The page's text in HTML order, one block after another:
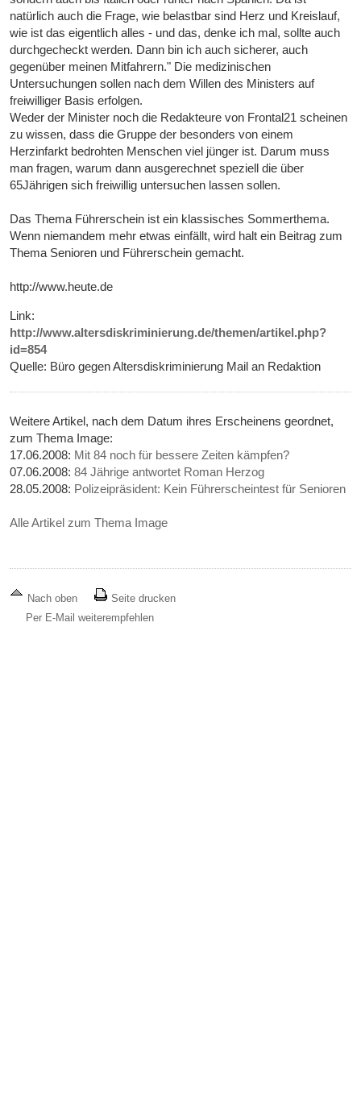
natürlich auch die Frage, wie belastbar sind Herz und Kreislauf,
wie ist das eigentlich alles - und das, denke ich mal, sollte auch
durchgecheckt werden. Dann bin ich auch sicherer, auch
gegenüber meinen Mitfahrern." Die medizinischen
Untersuchungen sollen nach dem Willen des Ministers auf
freiwilliger Basis erfolgen.
Weder der Minister noch die Redakteure von Frontal21 scheinen
zu wissen, dass die Gruppe der besonders von einem
Herzinfarkt bedrohten Menschen viel jünger ist. Darum muss
man fragen, warum dann ausgerechnet speziell die über
65Jährigen sich freiwillig untersuchen lassen sollen.
Das Thema Führerschein ist ein klassisches Sommerthema.
Wenn niemandem mehr etwas einfällt, wird halt ein Beitrag zum
Thema Senioren und Führerschein gemacht.
http://www.heute.de
Link:
http://www.altersdiskriminierung.de/themen/artikel.php?
id=854
Quelle: Büro gegen Altersdiskriminierung Mail an Redaktion
Weitere Artikel, nach dem Datum ihres Erscheinens geordnet,
zum Thema Image:
17.06.2008: Mit 84 noch für bessere Zeiten kämpfen?
07.06.2008:84 Jährige antwortet Roman Herzog
28.05.2008: Polizeipräsident: Kein Führerscheintest für Senioren
Alle Artikel zum Thema Image
Nach oben
Seite drucken
Per E-Mail weiterempfehlen